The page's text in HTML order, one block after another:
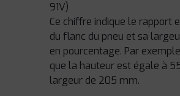
91V)
Ce chiffre indique le rapport
du flanc du pneu et sa
en pourcentage. Par
que la hauteur est égale à
largeur de 205 mm.